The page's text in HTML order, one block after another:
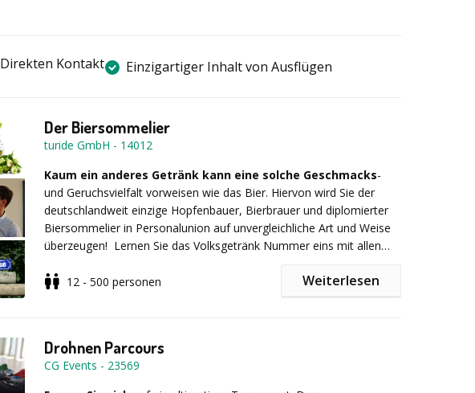
Direkten Kontakt Einzigartiger Inhalt von Ausflügen
Der Biersommelier
turide GmbH - 14012
Kaum ein anderes Getränk kann eine solche Geschmacks-
und Geruchsvielfalt vorweisen wie das Bier. Hiervon wird Sie der
deutschlandweit einzige Hopfenbauer, Bierbrauer und diplomierter
Biersommelier in Personalunion auf unvergleichliche Art und Weise
überzeugen! Lernen Sie das Volksgetränk Nummer eins mit allen
Spektrum der Bierstile sowie Biertypen nähergebracht. Ein
Biertypen in Ihrer ganzen optischen, geschmacklichen und
olfaktorischen Vielfalt näher gebracht. ProBIERen Sie aus speziellen
Verkostungsgläsern hopfenbetonte Spezialbiere, fruchtige
12 - 500 personen Weiterlesen
Drohnen Parcours
CG Events - 23569